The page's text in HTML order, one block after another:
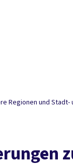
Regionen und